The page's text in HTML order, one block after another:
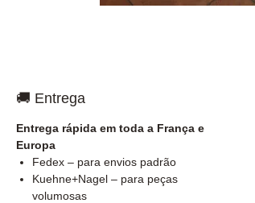
🚚 Entrega
Entrega rápida em toda a França e
Europa
Fedex – para envios padrão
Kuehne+Nagel – para peças
volumosas